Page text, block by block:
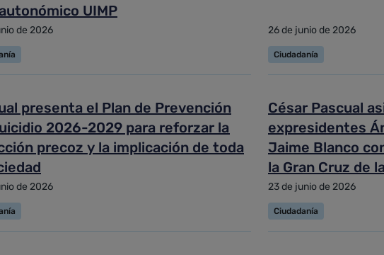
UIMP
de 2026 26 de junio de 2026
Ciudadanía
presenta el Plan de Prevención
2026-2029 para reforzar la
precoz y la implicación de toda
de 2026
César Pascual
expresidentes
Jaime Blanco
la Gran Cruz de
23 de junio de 2026
Ciudadanía